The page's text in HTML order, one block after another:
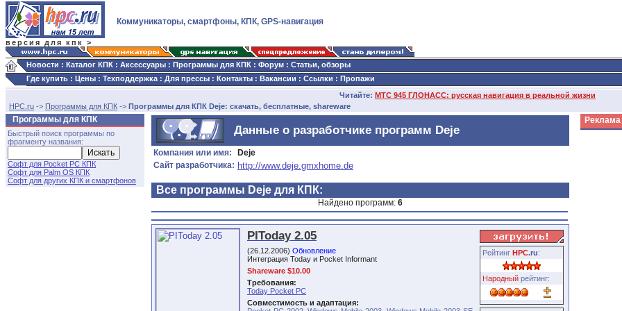
версия для кпк >
Коммуникаторы, смартфоны, КПК, GPS-навигация
Новости : Каталог КПК : Аксессуары : Программы для КПК : Форум : Статьи, обзоры
Где купить : Цены : Техподдержка : Для прессы : Контакты : Вакансии : Ссылки : Пропажи
Читайте: МТС 945 ГЛОНАСС: русская навигация в реальной жизни
HPC.ru -> Программы для КПК -> Программы для КПК Deje: скачать, бесплатные, shareware
Программы для КПК
Быстрый поиск программы по
фрагменту названия:
Софт для Pocket PC КПК
Софт для Palm OS КПК
Софт для других КПК и смартфонов
Данные о разработчике программ Deje
Компания или имя:
Deje
Сайт разработчика: http://www.deje.gmxhome.de
Все программы Deje для КПК:
Найдено программ: 6
Рейтинг HPC.ru:
Народный рейтинг:
PIToday 2.05
(26.12.2006) Обновление
Интеграция Today и Pocket Informant
Shareware $10.00
Требования:
Today Pocket PC
Совместимость и адаптация:
Реклама